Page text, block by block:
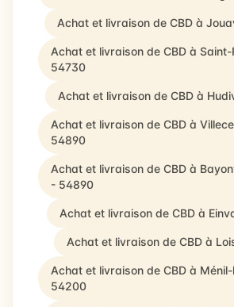
Achat et livraison de CBD à
Achat et livraison de CBD à
54730
Achat et livraison de CBD à
Achat et livraison de CBD à
54890
Achat et livraison de CBD à
- 54890
Achat et livraison de CBD à
Achat et livraison de CBD à
Achat et livraison de CBD à
54200